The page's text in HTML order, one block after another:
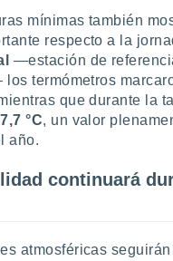
mínimas también
respecto a la
—estación de
termómetros
que durante la
°C, un valor
año.
continuará
atmosféricas